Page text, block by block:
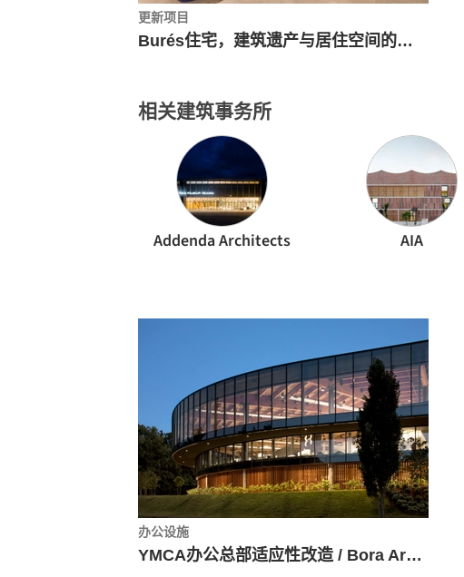
更新项目
Burés住宅，建筑遗产与居住空间的叠加 / TdB Arquitectura + Estudio Vilablanch
相关建筑事务所
Addenda Architects AIA
办公设施
YMCA办公总部适应性改造 / Bora Architects + LEVER Architecture